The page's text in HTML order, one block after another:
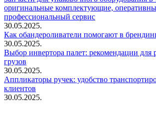
оригинальные комплектующие,
профессиональный сервис
30.05.2025.
Как обандероливатели помогают в
30.05.2025.
Выбор инвертора палет: рекомендации для
грузов
30.05.2025.
Аппликаторы ручек: удобство
клиентов
30.05.2025.